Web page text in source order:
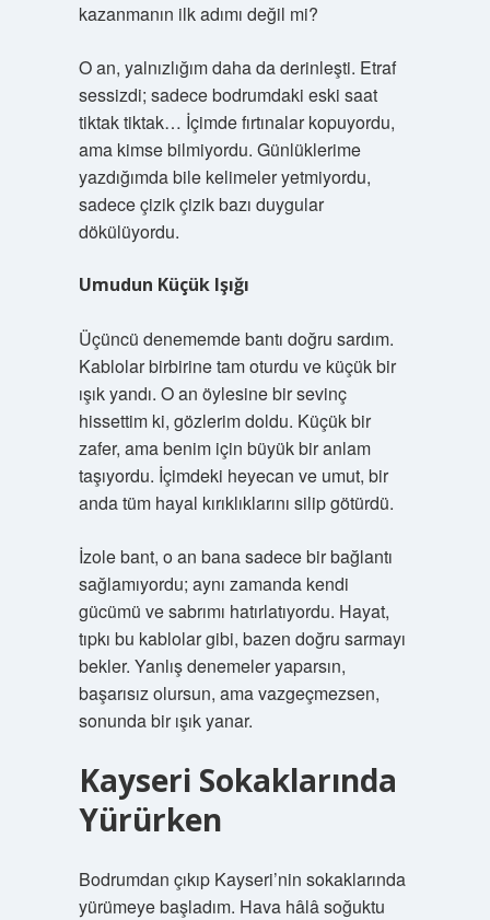
kazanmanın ilk adımı değil mi?
O an, yalnızlığım daha da derinleşti. Etraf
sessizdi; sadece bodrumdaki eski saat
tiktak tiktak… İçimde fırtınalar kopuyordu,
ama kimse bilmiyordu. Günlüklerime
yazdığımda bile kelimeler yetmiyordu,
sadece çizik çizik bazı duygular
dökülüyordu.
Umudun Küçük Işığı
Üçüncü denememde bantı doğru sardım.
Kablolar birbirine tam oturdu ve küçük bir
ışık yandı. O an öylesine bir sevinç
hissettim ki, gözlerim doldu. Küçük bir
zafer, ama benim için büyük bir anlam
taşıyordu. İçimdeki heyecan ve umut, bir
anda tüm hayal kırıklıklarını silip götürdü.
İzole bant, o an bana sadece bir bağlantı
sağlamıyordu; aynı zamanda kendi
gücümü ve sabrımı hatırlatıyordu. Hayat,
tıpkı bu kablolar gibi, bazen doğru sarmayı
bekler. Yanlış denemeler yaparsın,
başarısız olursun, ama vazgeçmezsen,
sonunda bir ışık yanar.
Kayseri Sokaklarında
Yürürken
Bodrumdan çıkıp Kayseri’nin sokaklarında
yürümeye başladım. Hava hâlâ soğuktu